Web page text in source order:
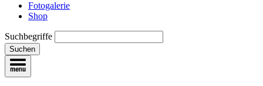
Fotogalerie
Shop
Suchbegriffe
Suchen